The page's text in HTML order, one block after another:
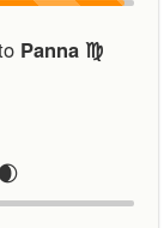
Panna ♍︎